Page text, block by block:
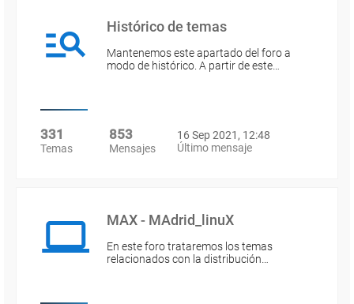
Histórico de temas
Mantenemos este apartado del foro a
modo de histórico. A partir de este…
331
Temas
853
Mensajes
16 Sep 2021, 12:48
Último mensaje
MAX - MAdrid_linuX
En este foro trataremos los temas
relacionados con la distribución…